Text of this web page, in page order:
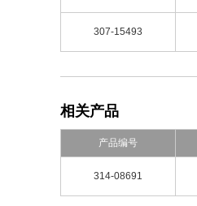
307-15493
相关产品
产品编号
314-08691